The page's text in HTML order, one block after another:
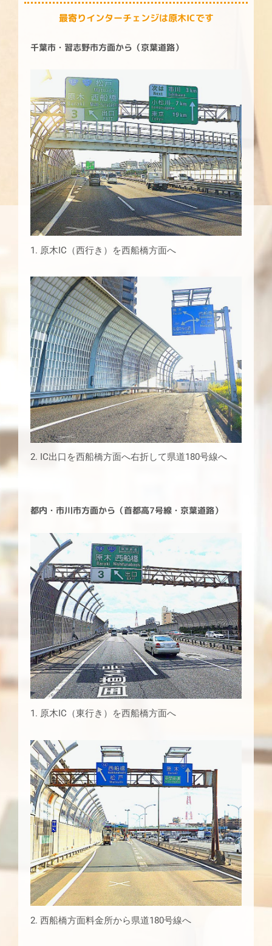
最寄りインターチェンジは原木ICです
千葉市・習志野市方面から（京葉道路）
1. 原木IC（西行き）を西船橋方面へ
2. IC出口を西船橋方面へ右折して県道180号線へ
都内・市川市方面から（首都高7号線・京葉道路）
1. 原木IC（東行き）を西船橋方面へ
2. 西船橋方面料金所から県道180号線へ